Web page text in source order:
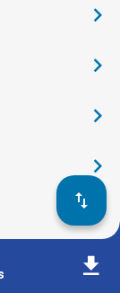
󰅂
󰅂
󰅂
󰅂
󰅂
󰅂
󰓢
󰇚